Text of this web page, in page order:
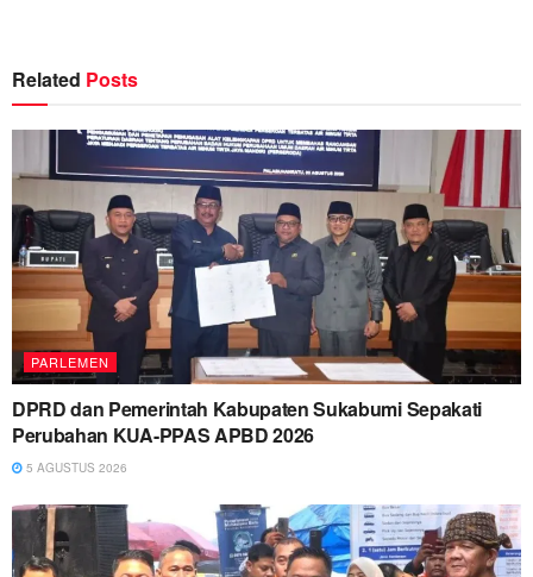
Related Posts
PARLEMEN
DPRD dan Pemerintah Kabupaten Sukabumi Sepakati
Perubahan KUA-PPAS APBD 2026
5 AGUSTUS 2026